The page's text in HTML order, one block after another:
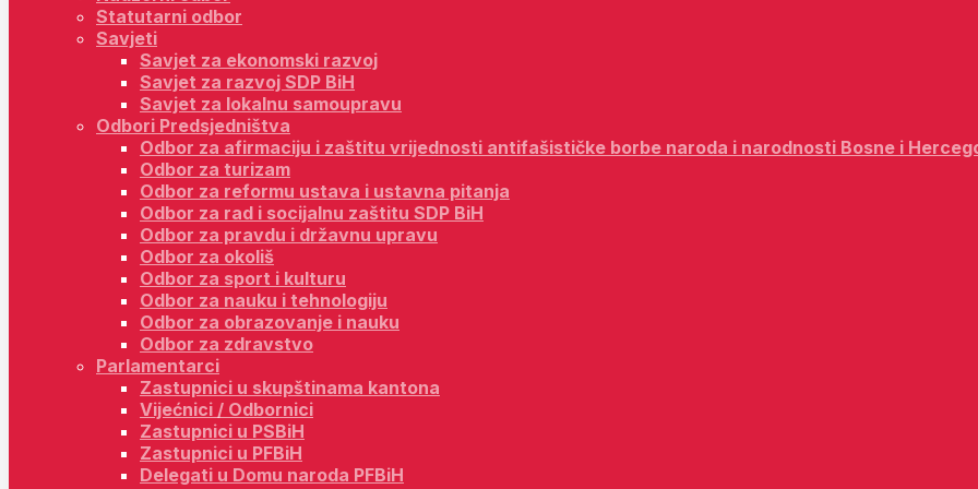
Statutarni odbor
Savjeti
Savjet za ekonomski razvoj
Savjet za razvoj SDP BiH
Savjet za lokalnu samoupravu
Odbori Predsjedništva
Odbor za afirmaciju i zaštitu vrijednosti antifašističke borbe naroda i narodnosti Bosne i
Odbor za turizam
Odbor za reformu ustava i ustavna pitanja
Odbor za rad i socijalnu zaštitu SDP BiH
Odbor za pravdu i državnu upravu
Odbor za okoliš
Odbor za sport i kulturu
Odbor za nauku i tehnologiju
Odbor za obrazovanje i nauku
Odbor za zdravstvo
Parlamentarci
Zastupnici u skupštinama kantona
Vijećnici / Odbornici
Zastupnici u PSBiH
Zastupnici u PFBiH
Delegati u Domu naroda PFBiH